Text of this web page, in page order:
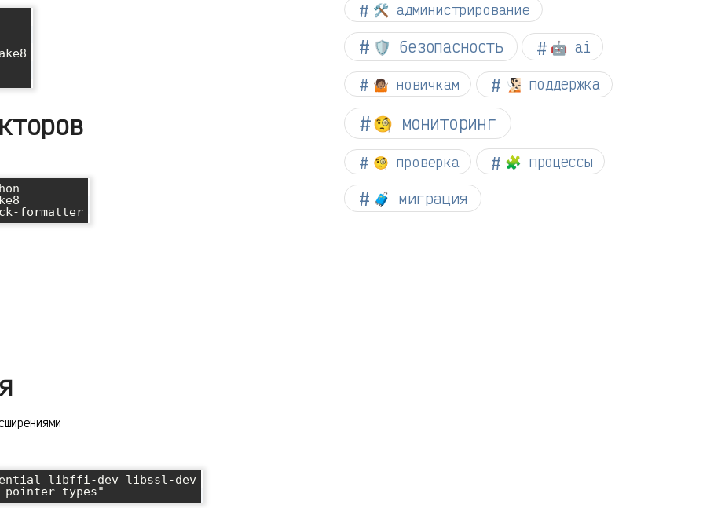
libffi-dev libssl-dev
🛠️ администрирование
🛡️ безопасность 🤖 ai
🤷🏽 новичкам 🧏🏻 поддержка
🧐 мониторинг
🧐 проверка 🧩 процессы
🧳 миграция